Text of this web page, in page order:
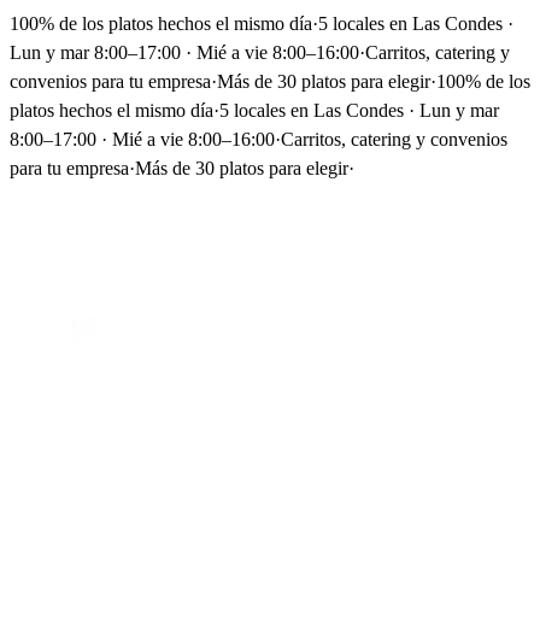
100% de los platos hechos el mismo día·5 locales en Las Condes ·
Lun y mar 8:00–17:00 · Mié a vie 8:00–16:00·Carritos, catering y
convenios para tu empresa·Más de 30 platos para elegir·100% de los
platos hechos el mismo día·5 locales en Las Condes · Lun y mar
8:00–17:00 · Mié a vie 8:00–16:00·Carritos, catering y convenios
para tu empresa·Más de 30 platos para elegir·